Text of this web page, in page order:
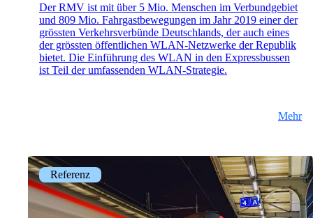
Der RMV ist mit über 5 Mio. Menschen im Verbundgebiet
und 809 Mio. Fahrgastbewegungen im Jahr 2019 einer der
grössten Verkehrsverbünde Deutschlands, der auch eines
der grössten öffentlichen WLAN-Netzwerke der Republik
bietet. Die Einführung des WLAN in den Expressbussen
ist Teil der umfassenden WLAN-Strategie.
Mehr
Referenz